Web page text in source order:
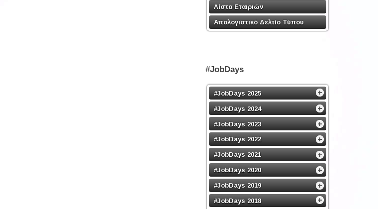
Λίστα Εταιριών
Απολογιστικό Δελτίο Τύπου
#JobDays
#JobDays 2025
#JobDays 2024
#JobDays 2023
#JobDays 2022
#JobDays 2021
#JobDays 2020
#JobDays 2019
#JobDays 2018